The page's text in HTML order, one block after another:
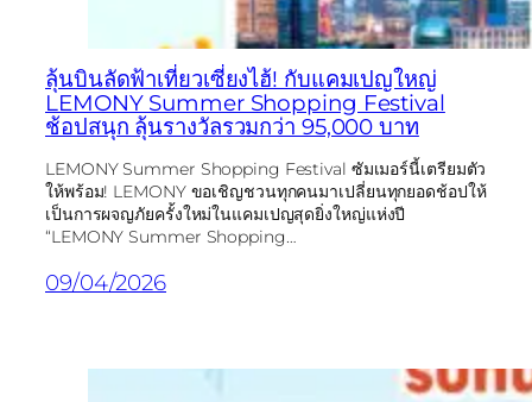
ลุ้นบินลัดฟ้าเที่ยวเซี่ยงไฮ้! กับแคมเปญใหญ่
LEMONY Summer Shopping Festival
ช้อปสนุก ลุ้นรางวัลรวมกว่า 95,000 บาท
LEMONY Summer Shopping Festival ซัมเมอร์นี้เตรียมตัว
ให้พร้อม! LEMONY ขอเชิญชวนทุกคนมาเปลี่ยนทุกยอดช้อปให้
เป็นการผจญภัยครั้งใหม่ในแคมเปญสุดยิ่งใหญ่แห่งปี
“LEMONY Summer Shopping…
09/04/2026